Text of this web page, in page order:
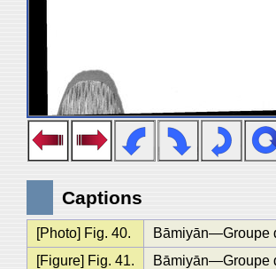
Captions
[Photo] Fig. 40.
Bāmiyān—Groupe
[Figure] Fig. 41.
Bāmiyān—Groupe